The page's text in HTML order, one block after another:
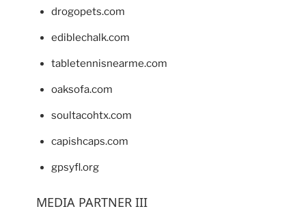
drogopets.com
ediblechalk.com
tabletennisnearme.com
oaksofa.com
soultacohtx.com
capishcaps.com
gpsyfl.org
MEDIA PARTNER III